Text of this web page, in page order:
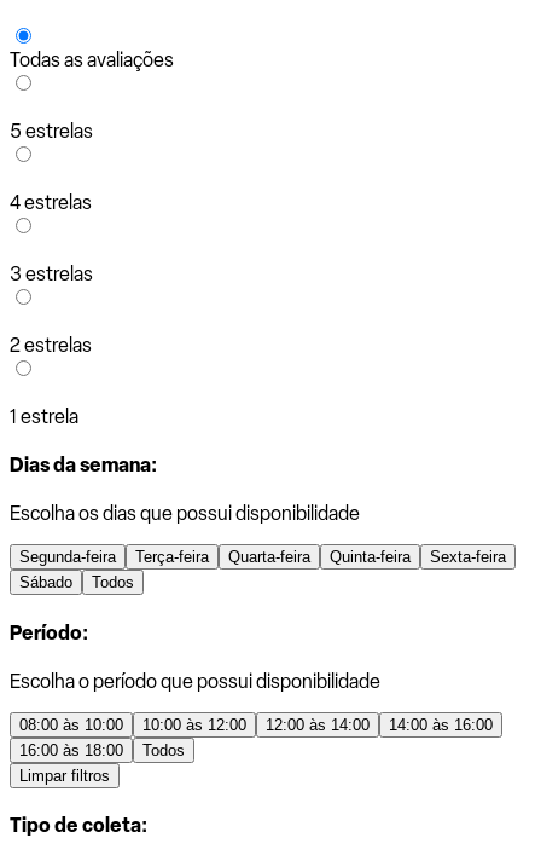
Todas as avaliações
5 estrelas
4 estrelas
3 estrelas
2 estrelas
1 estrela
Dias da semana:
Escolha os dias que possui disponibilidade
Segunda-feira Terça-feira Quarta-feira Quinta-feira
Sexta-feira
Sábado
Todos
Período:
Escolha o período que possui disponibilidade
08:00 às 10:00 10:00 às 12:00 12:00 às 14:00
14:00 às 16:00
16:00 às 18:00
Todos
Limpar filtros
Tipo de coleta: